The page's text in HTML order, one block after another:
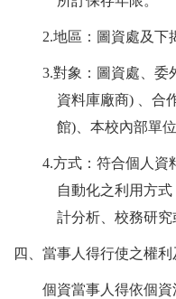
2.地區：圖資處及下
3.對象：圖資處、委
資料庫廠商) 、合
館)、本校內部單
4.方式：符合個人資
自動化之利用方
計分析、校務研究
四、當事人得行使之權
個資當事人得依個資